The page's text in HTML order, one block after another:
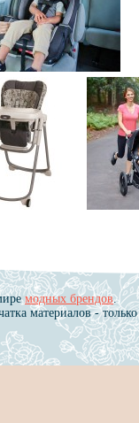
модных брендов.
материалов - только